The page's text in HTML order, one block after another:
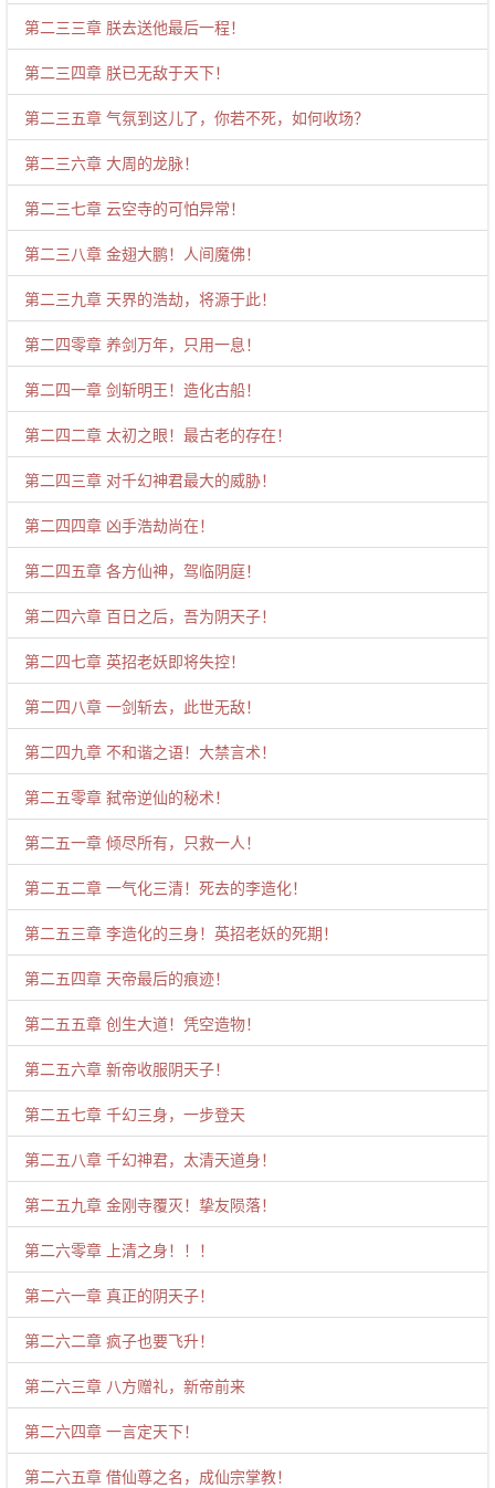
第二三三章 朕去送他最后一程！
第二三四章 朕已无敌于天下！
第二三五章 气氛到这儿了，你若不死，如何收场？
第二三六章 大周的龙脉！
第二三七章 云空寺的可怕异常！
第二三八章 金翅大鹏！人间魔佛！
第二三九章 天界的浩劫，将源于此！
第二四零章 养剑万年，只用一息！
第二四一章 剑斩明王！造化古船！
第二四二章 太初之眼！最古老的存在！
第二四三章 对千幻神君最大的威胁！
第二四四章 凶手浩劫尚在！
第二四五章 各方仙神，驾临阴庭！
第二四六章 百日之后，吾为阴天子！
第二四七章 英招老妖即将失控！
第二四八章 一剑斩去，此世无敌！
第二四九章 不和谐之语！大禁言术！
第二五零章 弑帝逆仙的秘术！
第二五一章 倾尽所有，只救一人！
第二五二章 一气化三清！死去的李造化！
第二五三章 李造化的三身！英招老妖的死期！
第二五四章 天帝最后的痕迹！
第二五五章 创生大道！凭空造物！
第二五六章 新帝收服阴天子！
第二五七章 千幻三身，一步登天
第二五八章 千幻神君，太清天道身！
第二五九章 金刚寺覆灭！挚友陨落！
第二六零章 上清之身！！！
第二六一章 真正的阴天子！
第二六二章 疯子也要飞升！
第二六三章 八方赠礼，新帝前来
第二六四章 一言定天下！
第二六五章 借仙尊之名，成仙宗掌教！